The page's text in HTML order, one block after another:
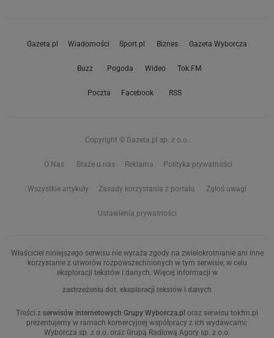
Gazeta.pl Wiadomości Sport.pl Biznes Gazeta Wyborcza
Buzz Pogoda Wideo Tok.FM
Poczta Facebook RSS
Copyright © Gazeta.pl sp. z o.o.
O Nas Staże u nas Reklama Polityka prywatności
Wszystkie artykuły Zasady korzystania z portalu Zgłoś uwagi
Ustawienia prywatności
Właściciel niniejszego serwisu nie wyraża zgody na zwielokrotnianie ani inne
korzystanie z utworów rozpowszechnionych w tym serwisie, w celu
eksploracji tekstów i danych. Więcej informacji w
zastrzeżeniu dot. eksploracji tekstów i danych
Treści z serwisów internetowych Grupy Wyborcza.pl oraz serwisu tokfm.pl
prezentujemy w ramach komercyjnej współpracy z ich wydawcami:
Wyborcza sp. z o.o. oraz Grupą Radiową Agory sp. z o.o.